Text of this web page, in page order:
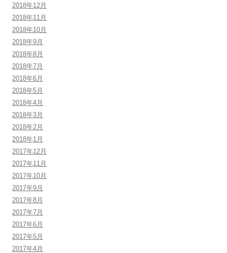
2018年12月
2018年11月
2018年10月
2018年9月
2018年8月
2018年7月
2018年6月
2018年5月
2018年4月
2018年3月
2018年2月
2018年1月
2017年12月
2017年11月
2017年10月
2017年9月
2017年8月
2017年7月
2017年6月
2017年5月
2017年4月